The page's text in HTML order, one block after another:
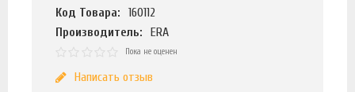
Код Товара:
160112
Производитель:
ERA
Пока не оценен
Написать отзыв